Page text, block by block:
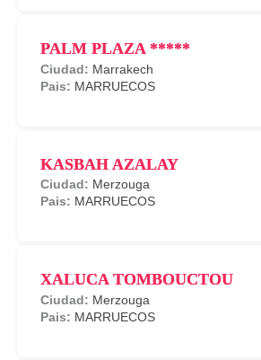
PALM PLAZA *****
Marrakech
MARRUECOS
KASBAH AZALAY
Merzouga
MARRUECOS
XALUCA TOMBOUCTOU
Merzouga
MARRUECOS